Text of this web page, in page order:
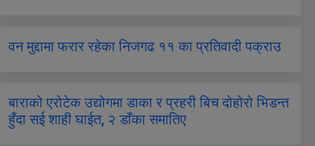
वन मुद्दामा फरार रहेका निजगढ ११ का प्रतिवादी पक्राउ
बाराको एरोटेक उद्योगमा डाका र प्रहरी बिच दोहोरो भिडन्त
हुँदा सई शाही घाईत, २ डाँका समातिए